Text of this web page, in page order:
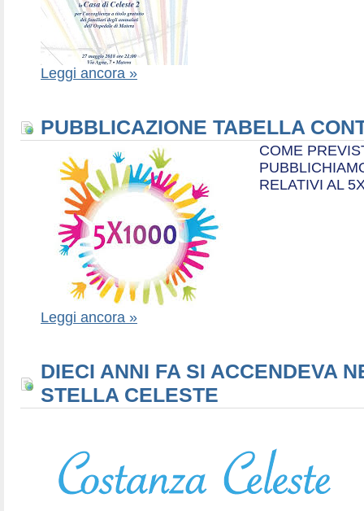
Leggi ancora »
PUBBLICAZIONE TABELLA
COME
RELATIVI AL
Leggi ancora »
DIECI ANNI FA SI ACCENDEVA
STELLA CELESTE